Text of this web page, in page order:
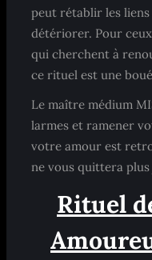
peut rétablir les
détériorer. Pour
qui cherchent à
ce rituel est une
Le maître médium
larmes et ramener
votre amour est
ne vous quittera plus
Rituel